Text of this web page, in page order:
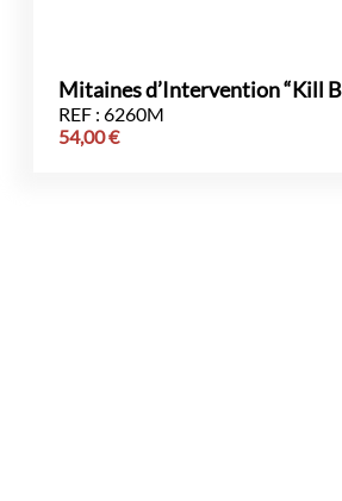
Mitaines d’Intervention “Kill
REF : 6260M
54,00€